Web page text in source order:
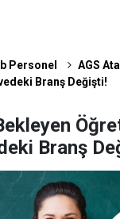
Personel
AGS
Branş Değişti!
Branş